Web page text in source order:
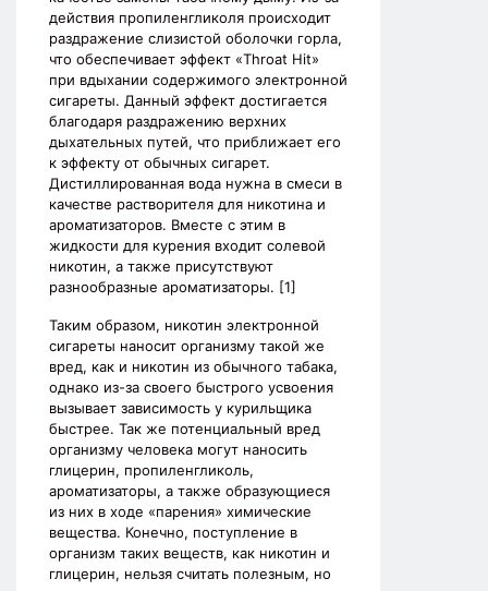
действия пропиленгликоля происходит
раздражение слизистой оболочки горла,
что обеспечивает эффект «Throat Hit»
при вдыхании содержимого электронной
сигареты. Данный эффект достигается
благодаря раздражению верхних
дыхательных путей, что приближает его
к эффекту от обычных сигарет.
Дистиллированная вода нужна в смеси в
качестве растворителя для никотина и
ароматизаторов. Вместе с этим в
жидкости для курения входит солевой
никотин, а также присутствуют
разнообразные ароматизаторы. [1]
Таким образом, никотин электронной
сигареты наносит организму такой же
вред, как и никотин из обычного табака,
однако из-за своего быстрого усвоения
вызывает зависимость у курильщика
быстрее. Так же потенциальный вред
организму человека могут наносить
глицерин, пропиленгликоль,
ароматизаторы, а также образующиеся
из них в ходе «парения» химические
вещества. Конечно, поступление в
организм таких веществ, как никотин и
глицерин, нельзя считать полезным, но